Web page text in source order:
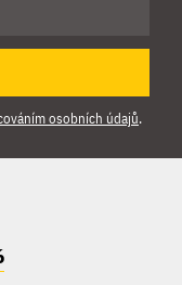
osobních údajů.